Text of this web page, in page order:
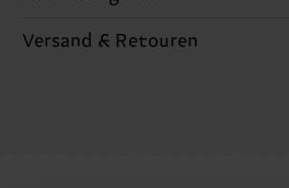
Nachhaltigkeit ist mehr als
Versand & Retouren